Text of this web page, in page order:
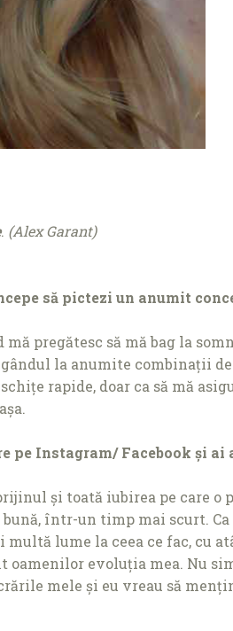
. (Alex Garant)
să pictezi un anumit
pregătesc să mă bag la
la anumite combinații
rapide, doar ca să mă
pe Instagram/ Facebook și ai
și toată iubirea pe care o
într-un timp mai scurt.
lume la ceea ce fac, cu
oamenilor evoluția mea. Nu
mele și eu vreau să